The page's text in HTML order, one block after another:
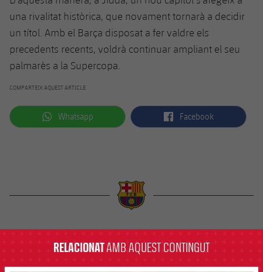
una rivalitat històrica, que novament tornarà a decidir
un títol. Amb el Barça disposat a fer valdre els
precedents recents, voldrà continuar ampliant el seu
palmarès a la Supercopa.
COMPARTEIX AQUEST ARTICLE
label.aria.whatsapp
Whatsapp label.aria.facebook
Facebook
RELACIONATAMB AQUEST CONTINGUT